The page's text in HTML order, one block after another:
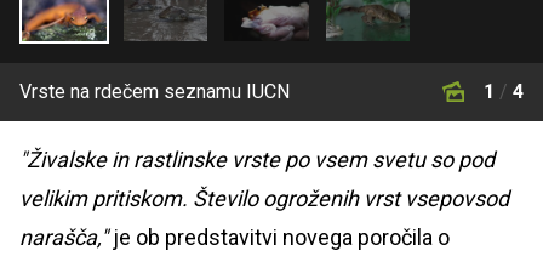
Vrste na rdečem seznamu IUCN 1 / 4
"Živalske in rastlinske vrste po vsem svetu so pod
velikim pritiskom. Število ogroženih vrst vsepovsod
narašča,"je ob predstavitvi novega poročila o